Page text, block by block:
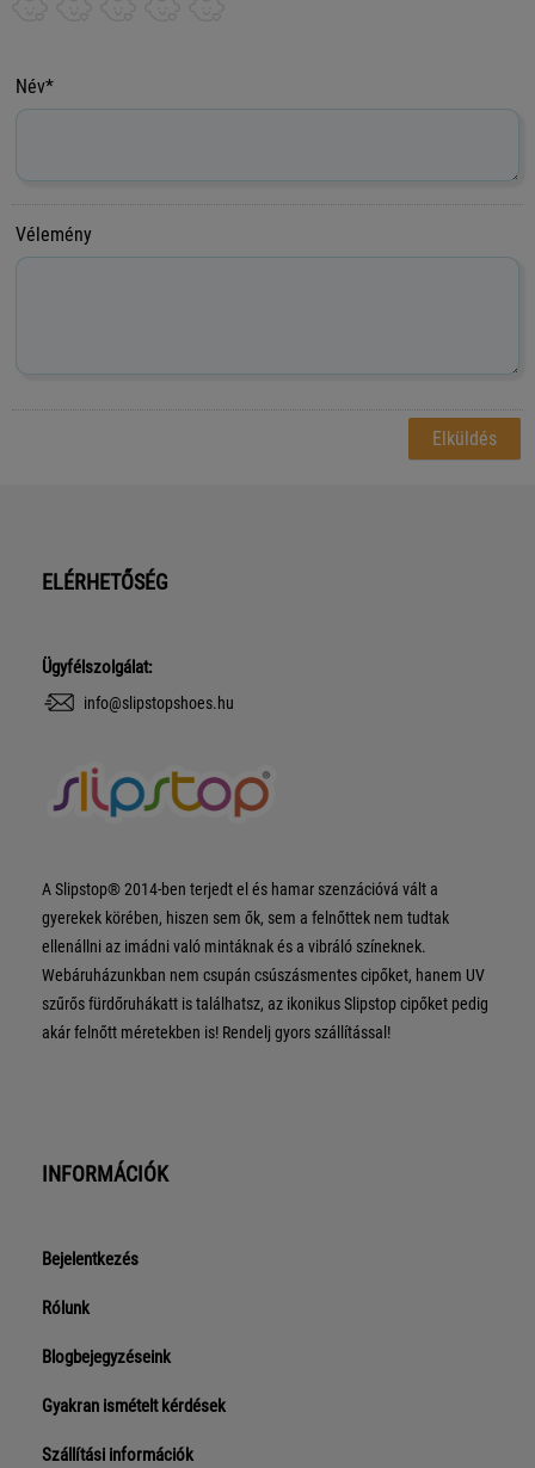
Név*
Vélemény
ELÉRHETŐSÉG
Ügyfélszolgálat:
info@slipstopshoes.hu
A Slipstop® 2014-ben terjedt el és hamar szenzációvá vált a
gyerekek körében, hiszen sem ők, sem a felnőttek nem tudtak
ellenállni az imádni való mintáknak és a vibráló színeknek.
Webáruházunkban nem csupán csúszásmentes cipőket, hanem UV
szűrős fürdőruhákatt is találhatsz, az ikonikus Slipstop cipőket pedig
akár felnőtt méretekben is! Rendelj gyors szállítással!
INFORMÁCIÓK
Bejelentkezés
Rólunk
Blogbejegyzéseink
Gyakran ismételt kérdések
Szállítási információk